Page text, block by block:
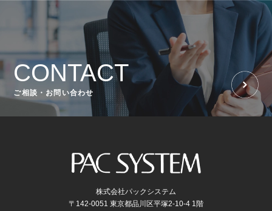
CONTACT
ご相談・お問い合わせ
株式会社パックシステム
〒142-0051 東京都品川区平塚2-10-4 1階